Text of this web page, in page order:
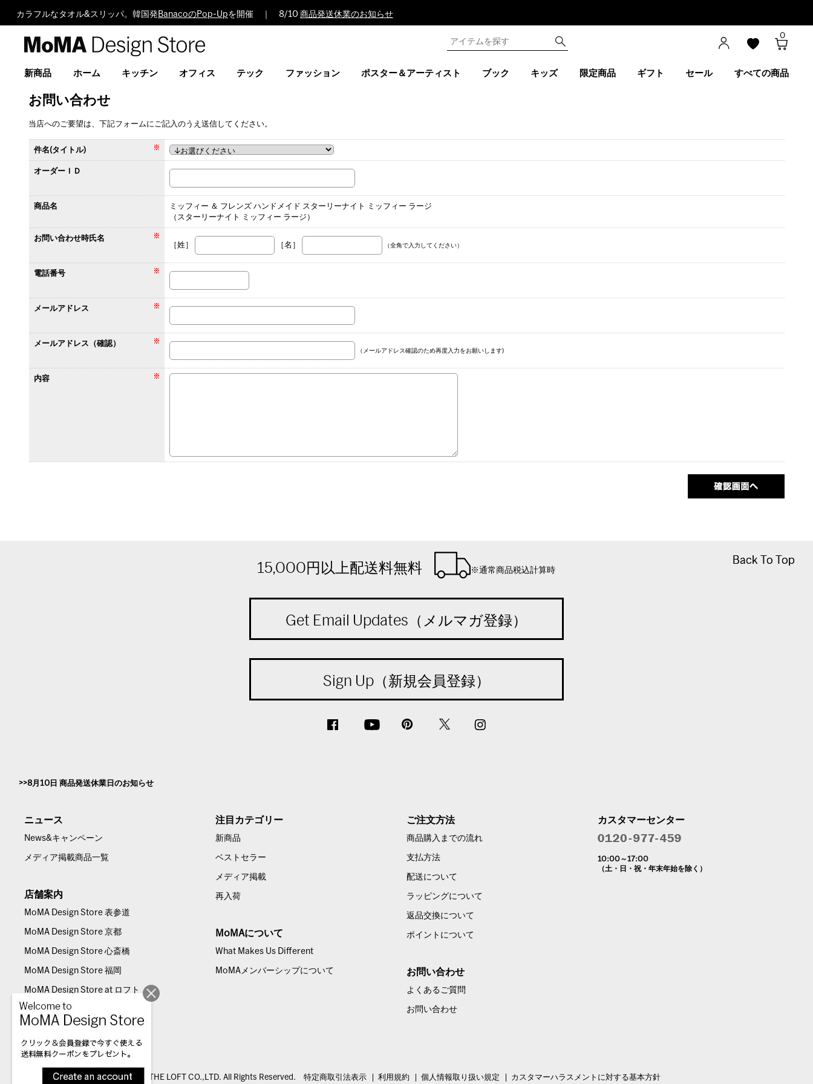
カラフルなタオル&スリッパ。韓国発 BanacoのPop-Upを開催 ｜ 8/10 商品発送休業のお知らせ
Design
0
新商品 ホーム キッチン オフィス テック ファッション ポスター＆アーティスト ブック キッズ 限定商品 ギフト セール すべての商品
お問い合わせ
当店へのご要望は、下記フォームにご記入のうえ送信してください。
件名(タイトル)
オーダーＩＤ
商品名
ミッフィー ＆ フレンズ ハンドメイド スターリーナイト ミッフィー ラージ
（スターリーナイト ミッフィー ラージ）
お問い合わせ時氏名
［姓］
［名］ （全角で入力してください）
電話番号
メールアドレス
メールアドレス（確認）
（メールアドレス確認のため再度入力をお願いします)
内容
Back To Top
Back To Top
15,000円以上配送料無料 ※通常商品税込計算時
Get Email Updates（メルマガ登録）
Sign Up（新規会員登録）
8月10日 商品発送休業日のお知らせ
ニュース
News&キャンペーン
メディア掲載商品一覧
店舗案内
MoMA Design Store 表参道
MoMA Design Store 京都
MoMA Design Store 心斎橋
MoMA Design Store 福岡
MoMA Design Store at ロフト
注目カテゴリー
新商品
ベストセラー
メディア掲載
再入荷
MoMAについて
What Makes Us Different
MoMAメンバーシップについて
ご注文方法
商品購入までの流れ
支払方法
配送について
ラッピングについて
返品交換について
ポイントについて
お問い合わせ
よくあるご質問
お問い合わせ
カスタマーセンター
10:00～17:00
（土・日・祝・年末年始を除く）
© THE LOFT CO.,LTD. All Rights Reserved. 特定商取引法表示 利用規約 個人情報取り扱い規定 カスタマーハラスメントに対する基本方針